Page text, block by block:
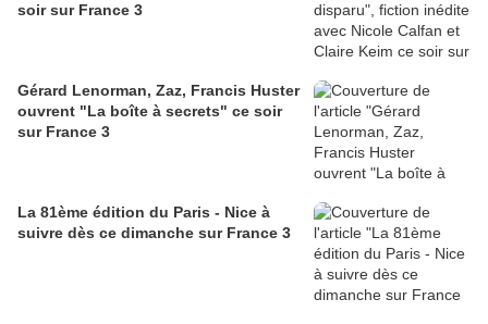
soir sur France 3
Gérard Lenorman, Zaz, Francis Huster
ouvrent "La boîte à secrets" ce soir
sur France 3
La 81ème édition du Paris - Nice à
suivre dès ce dimanche sur France 3